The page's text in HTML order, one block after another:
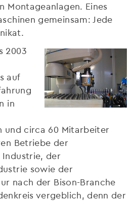
Montageanlagen. Eines
gemeinsam: Jede
2003
auf
in
und circa 60 Mitarbeiter
Betriebe der
Industrie, der
sowie der
nach der Bison-Branche
vergeblich, denn der